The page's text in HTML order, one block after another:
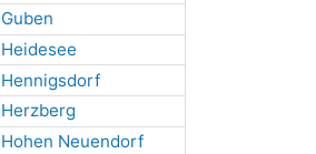
Guben
Heidesee
Hennigsdorf
Herzberg
Hohen Neuendorf